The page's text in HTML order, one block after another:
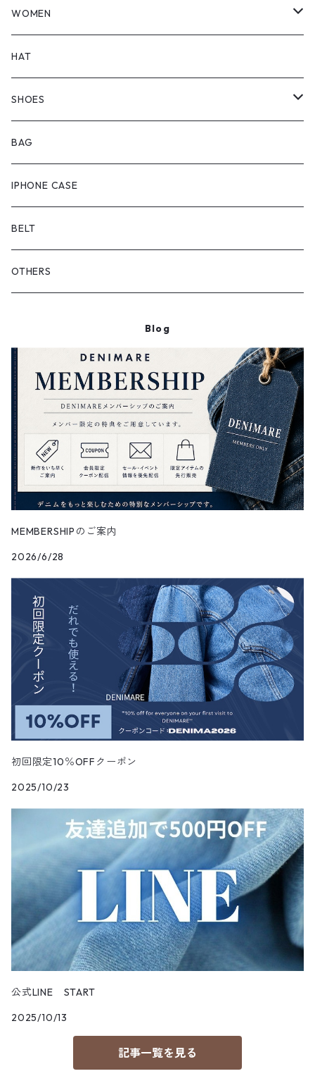
TOPS
BOTTOMS
OUTER
WOMEN
TOPS
BOTTOMS
ONEPIECE
OUTER
HAT
SHOES
ブーツ
スニーカー
サンダル
BAG
IPHONE CASE
BELT
OTHERS
Blog
MEMBERSHIPのご案内
2026/6/28
初回限定10％OFFクーポン
2025/10/23
公式LINE START
2025/10/13
記事一覧を見る